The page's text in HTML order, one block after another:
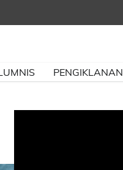
PENGIKLANAN